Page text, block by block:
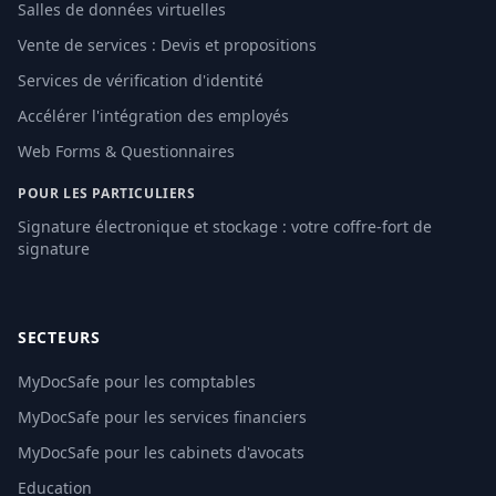
Salles de données virtuelles
Vente de services : Devis et propositions
Services de vérification d'identité
Accélérer l'intégration des employés
Web Forms & Questionnaires
POUR LES PARTICULIERS
Signature électronique et stockage : votre coffre-fort de
signature
SECTEURS
MyDocSafe pour les comptables
MyDocSafe pour les services financiers
MyDocSafe pour les cabinets d'avocats
Education